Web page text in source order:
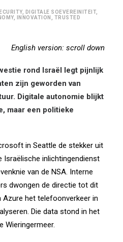
, DIGITALE SOEVEREINITEIT,
, INNOVATION
TRUSTED
English version: scroll down
rond Israël legt pijnlijk
zijn geworden van
Digitale autonomie blijkt
maar een politieke
in Seattle de stekker uit
Israëlische inlichtingendienst
van de NSA. Interne
dwongen de directie tot dit
Azure het telefoonverkeer in
Die data stond in het
Wieringermeer.